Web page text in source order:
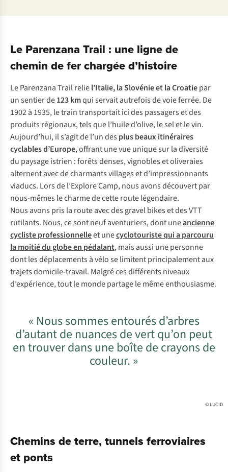
Le Parenzana Trail : une ligne de
chemin de fer chargée d’histoire
Le Parenzana Trail reliel’Italie, la Slovénie et la Croatiepar
un sentier de123 kmqui servait autrefois de voie ferrée. De
1902 à 1935, le train transportait ici des passagers et des
produits régionaux, tels que l’huile d’olive, le sel et le vin.
Aujourd’hui, il s’agit de l’un des plus beaux itinéraires
cyclables d’Europe, offrant une vue unique sur la diversité
du paysage istrien : forêts denses, vignobles et oliveraies
alternent avec de charmants villages et d’impressionnants
viaducs. Lors de l’Explore Camp, nous avons découvert par
nous-mêmes le charme de cette route légendaire.
Nous avons pris la route avec des gravel bikes et des VTT
rutilants. Nous, ce sont neuf aventuriers, dont uneancienne
cycliste professionnelleet unecyclotouriste qui a parcouru
la moitié du globe en pédalant, mais aussi une personne
dont les déplacements à vélo se limitent principalement aux
trajets domicile-travail. Malgré ces différents niveaux
d’expérience, tout le monde partage le même enthousiasme.
« Nous sommes entourés d’arbres
d’autant de nuances de vert qu’on peut
en trouver dans une boîte de crayons de
couleur. »
© LUCID
Chemins de terre, tunnels ferroviaires
et ponts